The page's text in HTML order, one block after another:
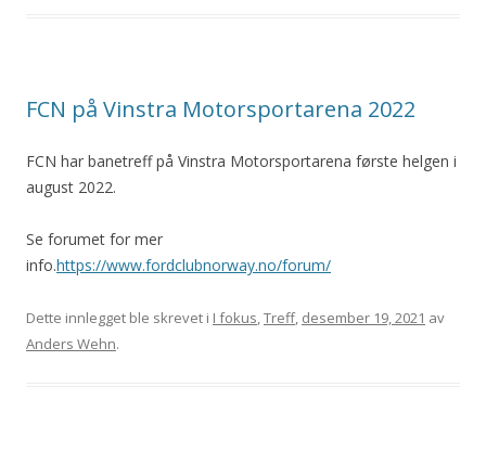
FCN på Vinstra Motorsportarena 2022
FCN har banetreff på Vinstra Motorsportarena første helgen i
august 2022.
Se forumet for mer
info.https://www.fordclubnorway.no/forum/
Dette innlegget ble skrevet i I fokus,Treff, desember 19, 2021 av
Anders Wehn.